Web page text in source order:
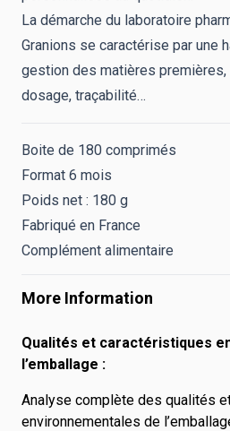
La démarche du laboratoire
Granions se caractérise par une
gestion des matières
dosage, traçabilité…
Boite de 180 comprimés
Format 6 mois
Poids net : 180 g
Fabriqué en France
Complément alimentaire
More Information
Qualités et caractéristiques
l’emballage :
Analyse complète des qualités
environnementales de